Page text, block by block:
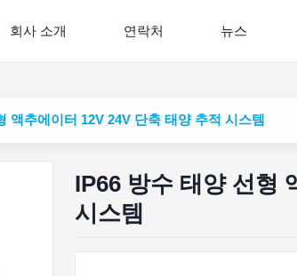
회사 소개 연락처 뉴스
액추에이터 12V 24V 단축 태양 추적 시스템
IP66 방수 태양 선형
시스템